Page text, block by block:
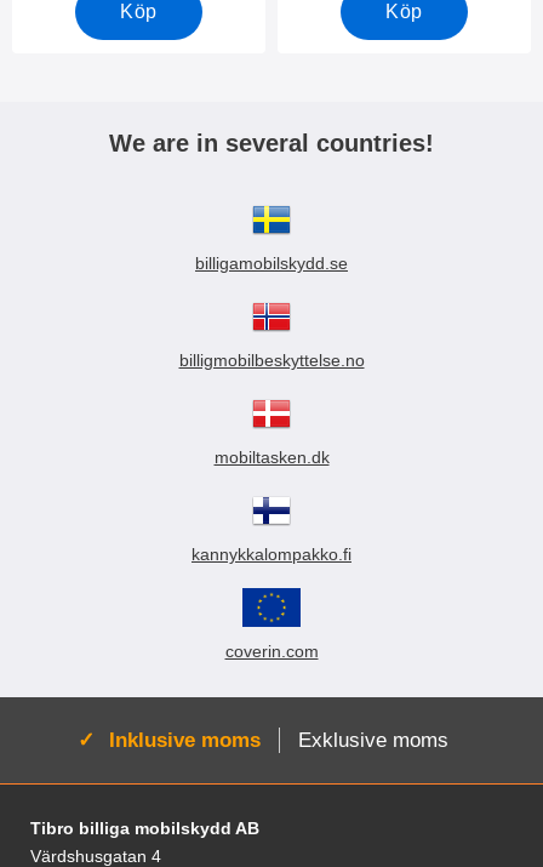
Köp Köp
We are in several countries!
billigamobilskydd.se
billigmobilbeskyttelse.no
mobiltasken.dk
kannykkalompakko.fi
coverin.com
Aktiv:
Inklusive moms Exklusive moms
Sidfot Blandad info och länkar
Tibro billiga mobilskydd AB
Värdshusgatan 4